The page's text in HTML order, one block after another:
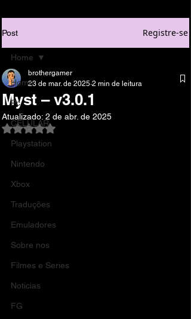
Post Registre-se
Home
Pc
CELULAR
Playstation
Nintendo
Xbox
Traduções
Emuladores
Sobre nos
Filmes e Series
Noticias
FG
Home
Myst – v3.0.1
brothergamer
23 de mar. de 2025 2 min de leitura
Atualizado: 2 de abr. de 2025
Avaliado com NaN de 5 estrelas.